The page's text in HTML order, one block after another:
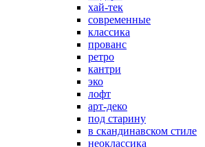
хай-тек
современные
классика
прованс
ретро
кантри
эко
лофт
арт-деко
под старину
в скандинавском стиле
неоклассика